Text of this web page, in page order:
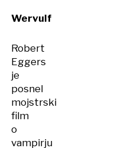
Wervulf
Robert
Eggers
je
posnel
mojstrski
film
o
vampirju